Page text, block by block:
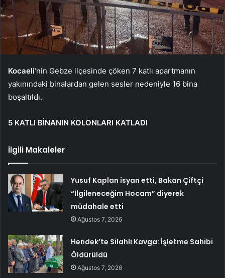
Kocaeli‘nin Gebze ilçesinde çöken 7 katlı apartmanın
yakınındaki binalardan gelen sesler nedeniyle 16 bina
boşaltıldı.
5 KATLI BİNANIN KOLONLARI KATLADI
İlgili Makaleler
Yusuf Kaplan isyan etti, Bakan Çiftçi
“İlgileneceğim Hocam” diyerek
müdahale etti
Ağustos 7, 2026
Hendek’te Silahlı Kavga: İşletme Sahibi
Öldürüldü
Ağustos 7, 2026